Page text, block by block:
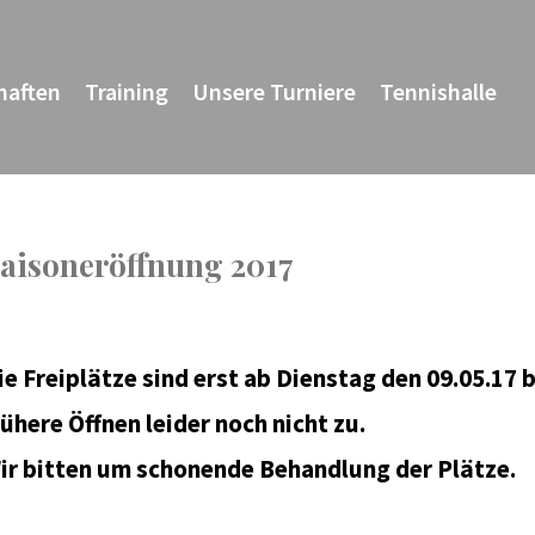
Training Unsere Turniere Tennishalle
2017
Freiplätze sind erst ab Dienstag den
Öffnen leider noch nicht zu.
bitten um schonende Behandlung der Plätze.